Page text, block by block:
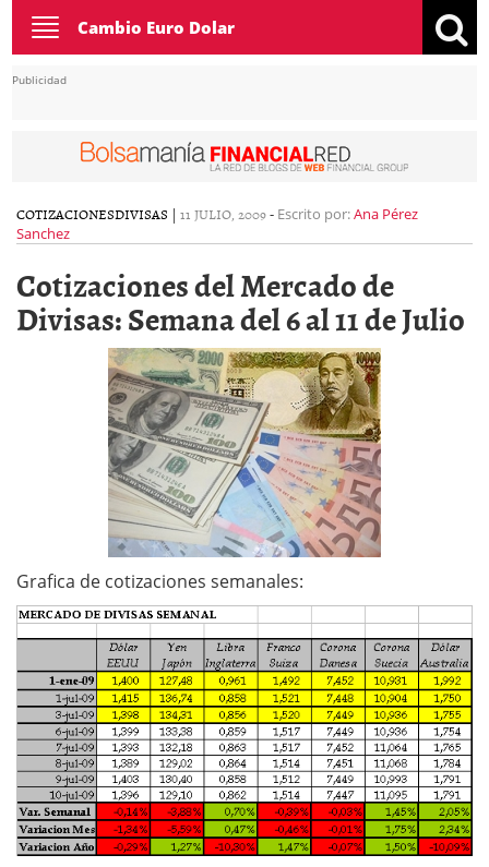
Toggle
navigation
Cambio Euro Dolar
Publicidad
COTIZACIONESDIVISAS | 11 JULIO, 2009- Escrito por:Ana Pérez
Sanchez
Cotizaciones del Mercado de
Divisas: Semana del 6 al 11 de Julio
Grafica de cotizaciones semanales: